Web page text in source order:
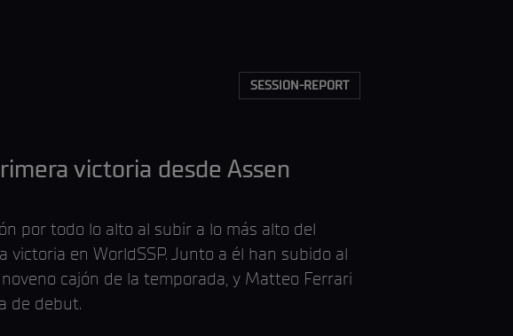
SESSION-REPORT
victoria desde Assen
por todo lo alto al subir a lo más alto del
en WorldSSP. Junto a él han subido al
cajón de la temporada, y Matteo Ferrari
de debut.